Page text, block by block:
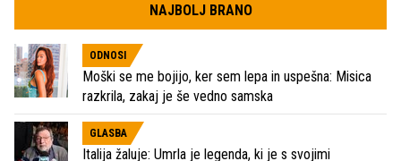
NAJBOLJ BRANO
ODNOSI
Moški se me bojijo, ker sem lepa in uspešna: Misica
razkrila, zakaj je še vedno samska
GLASBA
Italija žaluje: Umrla je legenda, ki je s svojimi